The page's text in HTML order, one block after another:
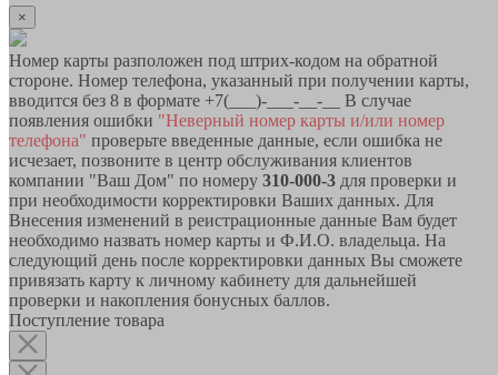
×
Номер карты разположен под штрих-кодом на обратной
стороне. Номер телефона, указанный при получении карты,
вводится без 8 в формате +7(___)-___-__-__ В случае
появления ошибки "Неверный номер карты и/или номер
телефона" проверьте введенные данные, если ошибка не
исчезает, позвоните в центр обслуживания клиентов
компании "Ваш Дом" по номеру 310-000-3 для проверки и
при необходимости корректировки Ваших данных. Для
Внесения изменений в реистрационные данные Вам будет
необходимо назвать номер карты и Ф.И.О. владельца. На
следующий день после корректировки данных Вы сможете
привязать карту к личному кабинету для дальнейшей
проверки и накопления бонусных баллов.
Поступление товара